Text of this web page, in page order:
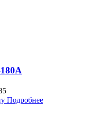
Подробнее